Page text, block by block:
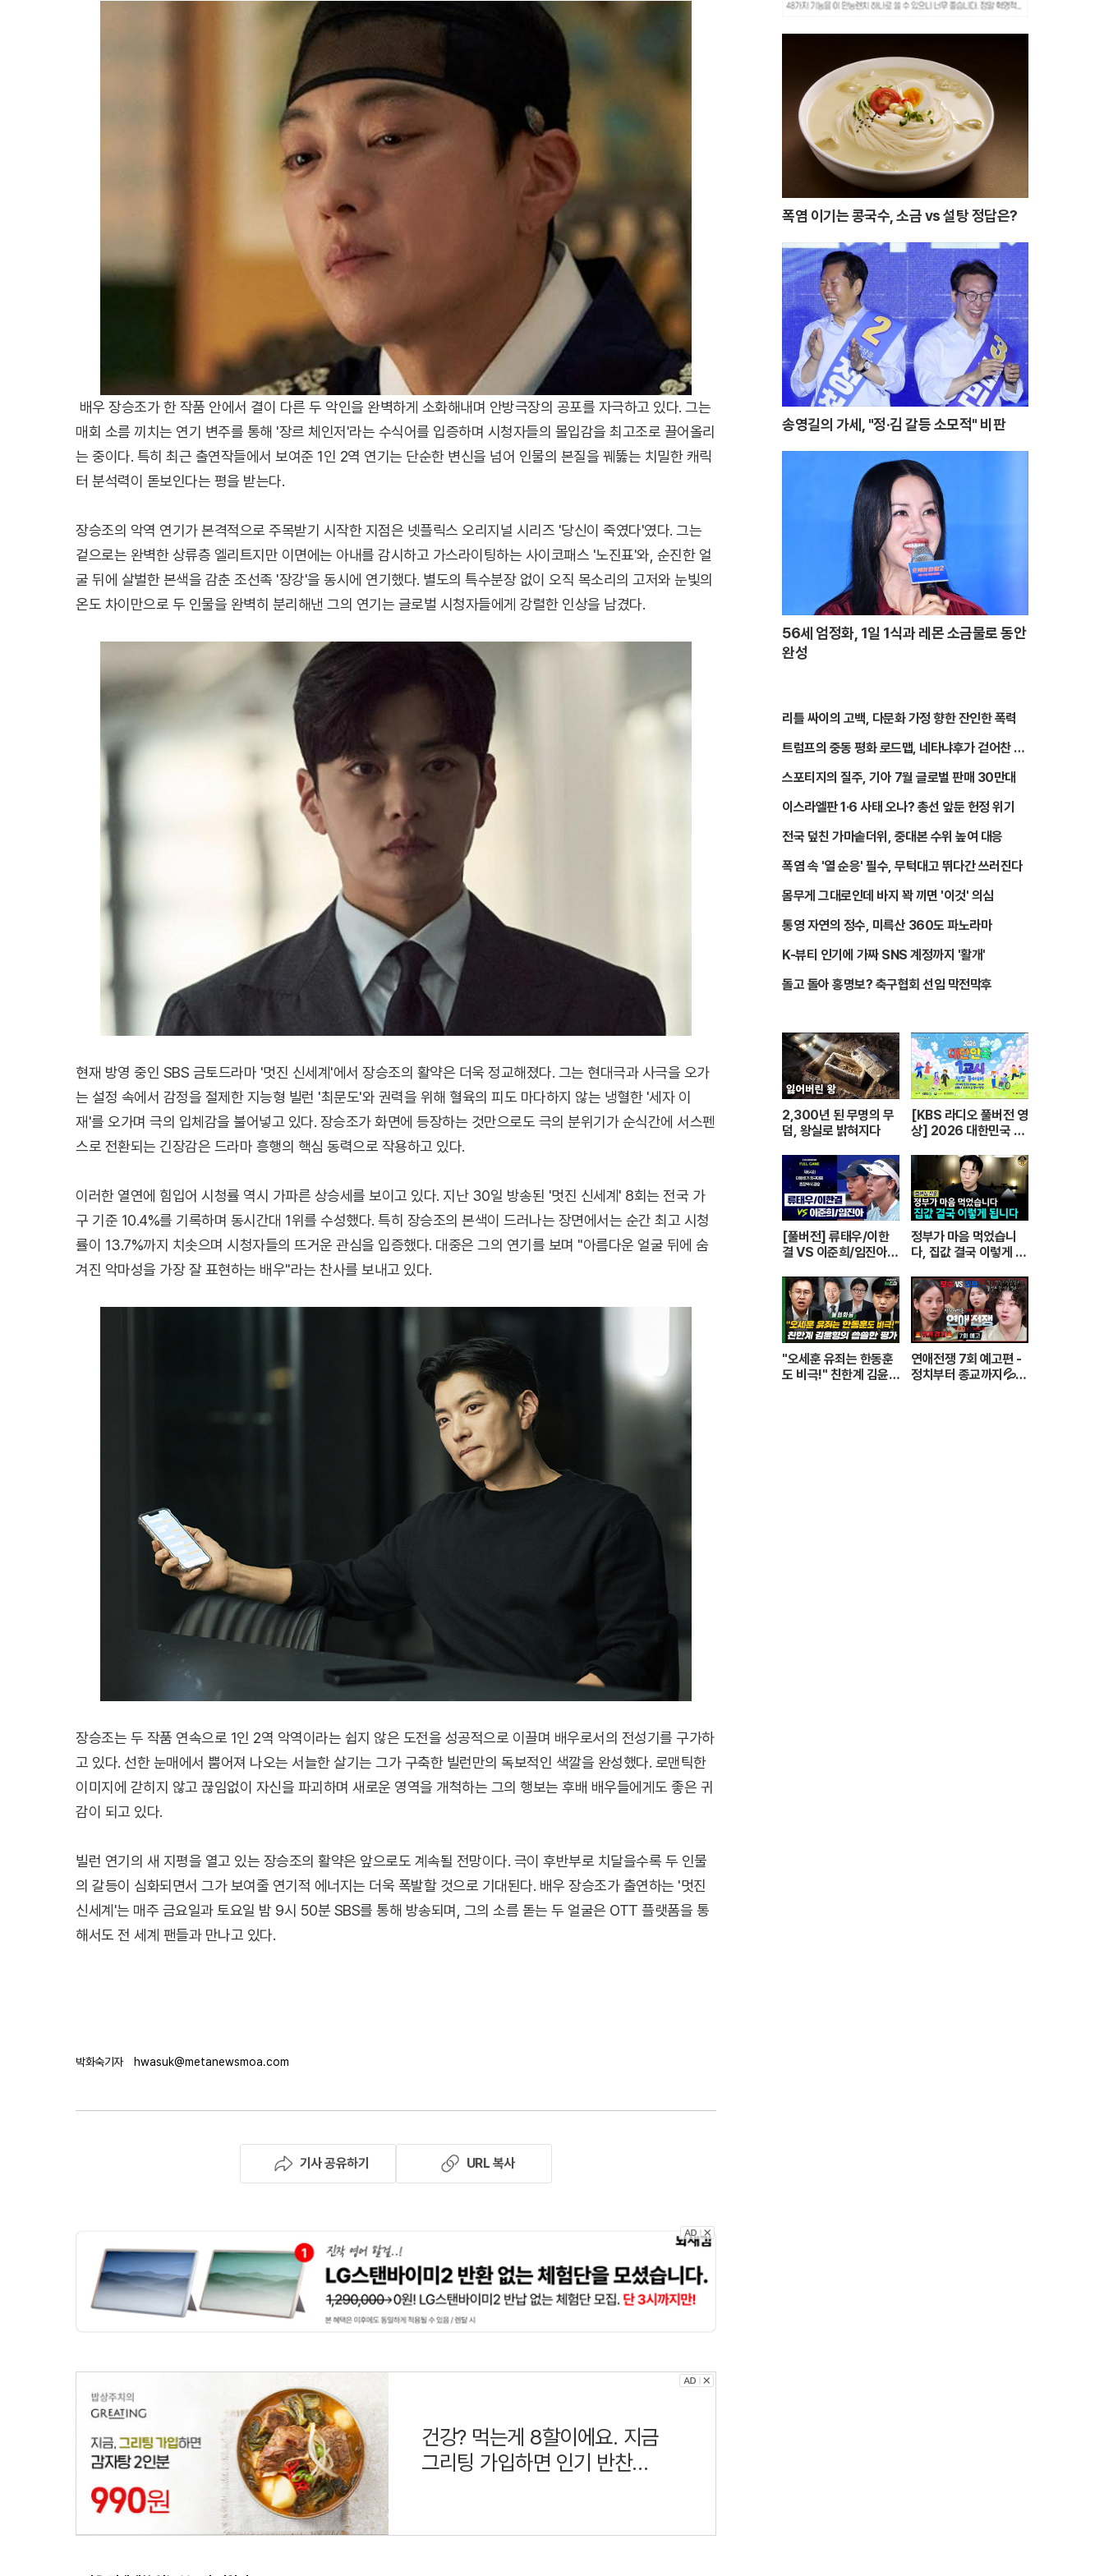
배우 장승조가 한 작품 안에서 결이 다른 두 악인을 완벽하게 소화해내며 안방극장의 공포를 자극하고 있다. 그는
매회 소름 끼치는 연기 변주를 통해 '장르 체인저'라는 수식어를 입증하며 시청자들의 몰입감을 최고조로 끌어올리
는 중이다. 특히 최근 출연작들에서 보여준 1인 2역 연기는 단순한 변신을 넘어 인물의 본질을 꿰뚫는 치밀한 캐릭
터 분석력이 돋보인다는 평을 받는다.
장승조의 악역 연기가 본격적으로 주목받기 시작한 지점은 넷플릭스 오리지널 시리즈 '당신이 죽였다'였다. 그는
겉으로는 완벽한 상류층 엘리트지만 이면에는 아내를 감시하고 가스라이팅하는 사이코패스 '노진표'와, 순진한 얼
굴 뒤에 살벌한 본색을 감춘 조선족 '장강'을 동시에 연기했다. 별도의 특수분장 없이 오직 목소리의 고저와 눈빛의
온도 차이만으로 두 인물을 완벽히 분리해낸 그의 연기는 글로벌 시청자들에게 강렬한 인상을 남겼다.
현재 방영 중인 SBS 금토드라마 '멋진 신세계'에서 장승조의 활약은 더욱 정교해졌다. 그는 현대극과 사극을 오가
는 설정 속에서 감정을 절제한 지능형 빌런 '최문도'와 권력을 위해 혈육의 피도 마다하지 않는 냉혈한 '세자 이
재'를 오가며 극의 입체감을 불어넣고 있다. 장승조가 화면에 등장하는 것만으로도 극의 분위기가 순식간에 서스펜
스로 전환되는 긴장감은 드라마 흥행의 핵심 동력으로 작용하고 있다.
이러한 열연에 힘입어 시청률 역시 가파른 상승세를 보이고 있다. 지난 30일 방송된 '멋진 신세계' 8회는 전국 가
구 기준 10.4%를 기록하며 동시간대 1위를 수성했다. 특히 장승조의 본색이 드러나는 장면에서는 순간 최고 시청
률이 13.7%까지 치솟으며 시청자들의 뜨거운 관심을 입증했다. 대중은 그의 연기를 보며 "아름다운 얼굴 뒤에 숨
겨진 악마성을 가장 잘 표현하는 배우"라는 찬사를 보내고 있다.
장승조는 두 작품 연속으로 1인 2역 악역이라는 쉽지 않은 도전을 성공적으로 이끌며 배우로서의 전성기를 구가하
고 있다. 선한 눈매에서 뿜어져 나오는 서늘한 살기는 그가 구축한 빌런만의 독보적인 색깔을 완성했다. 로맨틱한
이미지에 갇히지 않고 끊임없이 자신을 파괴하며 새로운 영역을 개척하는 그의 행보는 후배 배우들에게도 좋은 귀
감이 되고 있다.
빌런 연기의 새 지평을 열고 있는 장승조의 활약은 앞으로도 계속될 전망이다. 극이 후반부로 치달을수록 두 인물
의 갈등이 심화되면서 그가 보여줄 연기적 에너지는 더욱 폭발할 것으로 기대된다. 배우 장승조가 출연하는 '멋진
신세계'는 매주 금요일과 토요일 밤 9시 50분 SBS를 통해 방송되며, 그의 소름 돋는 두 얼굴은 OTT 플랫폼을 통
해서도 전 세계 팬들과 만나고 있다.
박화숙기자 hwasuk@metanewsmoa.com
기사 공유하기 URL 복사
건강? 먹는게 8할이에요. 지금
그리팅 가입하면 인기 반찬
폭염 이기는 콩국수, 소금 vs 설탕 정답은?
송영길의 가세, "정·김 갈등 소모적" 비판
56세 엄정화, 1일 1식과 레몬 소금물로 동안
완성
리틀 싸이의 고백, 다문화 가정 향한 잔인한 폭력
트럼프의 중동 평화 로드맵, 네타냐후가 걷어찬 이
스포티지의 질주, 기아 7월 글로벌 판매 30만대
이스라엘판 1·6 사태 오나? 총선 앞둔 헌정 위기
전국 덮친 가마솥더위, 중대본 수위 높여 대응
폭염 속 '열 순응' 필수, 무턱대고 뛰다간 쓰러진다
몸무게 그대로인데 바지 꽉 끼면 '이것' 의심
통영 자연의 정수, 미륵산 360도 파노라마
K-뷰티 인기에 가짜 SNS 계정까지 '활개'
돌고 돌아 홍명보? 축구협회 선임 막전막후
2,300년 된 무명의 무
덤, 왕실로 밝혀지다
[KBS 라디오 풀버전 영
상] 2026 대한민국 1
KBS 260420 방송
[풀버전] 류태우/이한
결 VS 이준희/임진아 |
정구대회 혼합복식 결승
(26.07.22 방송)
정부가 마음 먹었습니
다, 집값 결국 이렇게 됩
"오세훈 유죄는 한동훈
도 비극!" 친한계 김윤형
연애전쟁 7회 예고편 -
정치부터 종교까지💦